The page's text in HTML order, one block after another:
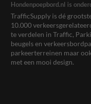
Hondenpoepbord.nl is
TrafficSupply is dé
10.000
te verdelen in Traffic,
beugels en
parkeerterreinen maar
met een mooi design.